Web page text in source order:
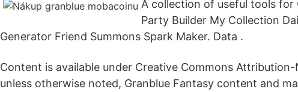
A collection of useful tools for
Party Builder My Collection
Generator Friend Summons Spark Maker. Data .
Content is available under Creative Commons
unless otherwise noted, Granblue Fantasy content and